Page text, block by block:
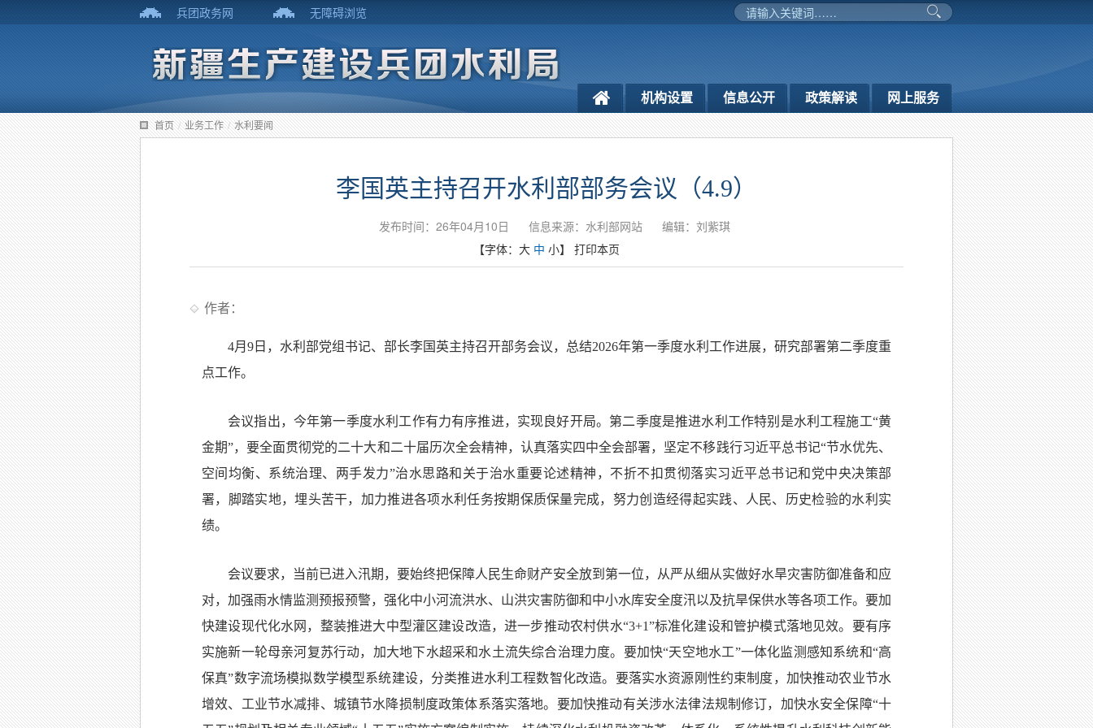
兵团政务网 无障碍浏览
机构设置 信息公开 政策解读 网上服务
首页 / 业务工作 / 水利要闻
李国英主持召开水利部部务会议（4.9）
发布时间：26年04月10日 信息来源：水利部网站
编辑：刘紫琪
【字体： 大 中 小】 打印本页
作者：
4月9日，水利部党组书记、部长李国英主持召开部务会议，总结2026年第一季度水利工作进展，研究部署第二季度重
点工作。
会议指出，今年第一季度水利工作有力有序推进，实现良好开局。第二季度是推进水利工作特别是水利工程施工“黄
金期”，要全面贯彻党的二十大和二十届历次全会精神，认真落实四中全会部署，坚定不移践行习近平总书记“节水优先、
空间均衡、系统治理、两手发力”治水思路和关于治水重要论述精神，不折不扣贯彻落实习近平总书记和党中央决策部
署，脚踏实地，埋头苦干，加力推进各项水利任务按期保质保量完成，努力创造经得起实践、人民、历史检验的水利实
绩。
会议要求，当前已进入汛期，要始终把保障人民生命财产安全放到第一位，从严从细从实做好水旱灾害防御准备和应
对，加强雨水情监测预报预警，强化中小河流洪水、山洪灾害防御和中小水库安全度汛以及抗旱保供水等各项工作。要加
快建设现代化水网，整装推进大中型灌区建设改造，进一步推动农村供水“3+1”标准化建设和管护模式落地见效。要有序
实施新一轮母亲河复苏行动，加大地下水超采和水土流失综合治理力度。要加快“天空地水工”一体化监测感知系统和“高
保真”数字流场模拟数学模型系统建设，分类推进水利工程数智化改造。要落实水资源刚性约束制度，加快推动农业节水
增效、工业节水减排、城镇节水降损制度政策体系落实落地。要加快推动有关涉水法律法规制修订，加快水安全保障“十